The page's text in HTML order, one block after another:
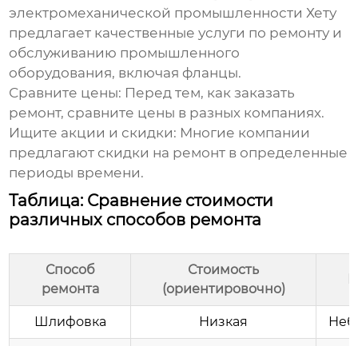
электромеханической промышленности Хету
предлагает качественные услуги по ремонту и
обслуживанию промышленного
оборудования, включая фланцы.
Сравните цены: Перед тем, как заказать
ремонт, сравните цены в разных компаниях.
Ищите акции и скидки: Многие компании
предлагают скидки на ремонт в определенные
периоды времени.
Таблица: Сравнение стоимости
различных способов ремонта
Способ
ремонта
Стоимость
(ориентировочно)
Шлифовка Низкая